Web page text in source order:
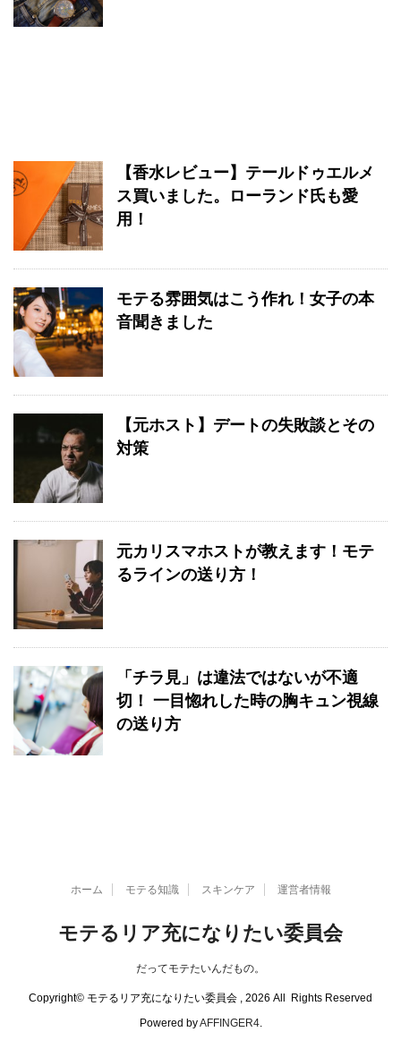
【香水レビュー】テールドゥエルメ
ス買いました。ローランド氏も愛
用！
モテる雰囲気はこう作れ！女子の本
音聞きました
【元ホスト】デートの失敗談とその
対策
元カリスマホストが教えます！モテ
るラインの送り方！
「チラ見」は違法ではないが不適
切！ 一目惚れした時の胸キュン視線
の送り方
ホーム モテる知識 スキンケア 運営者情報
モテるリア充になりたい委員会
だってモテたいんだもの。
Copyright© モテるリア充になりたい委員会 , 2026 All Rights Reserved
Powered byAFFINGER4.